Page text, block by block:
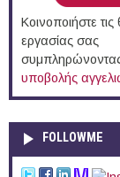
Κοινοποιήστε τις
εργασίας σας
υποβολής
FOLLOWME